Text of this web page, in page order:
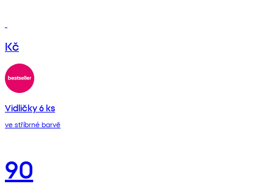
Kč
Vidličky 6 ks
ve stříbrné barvě
90